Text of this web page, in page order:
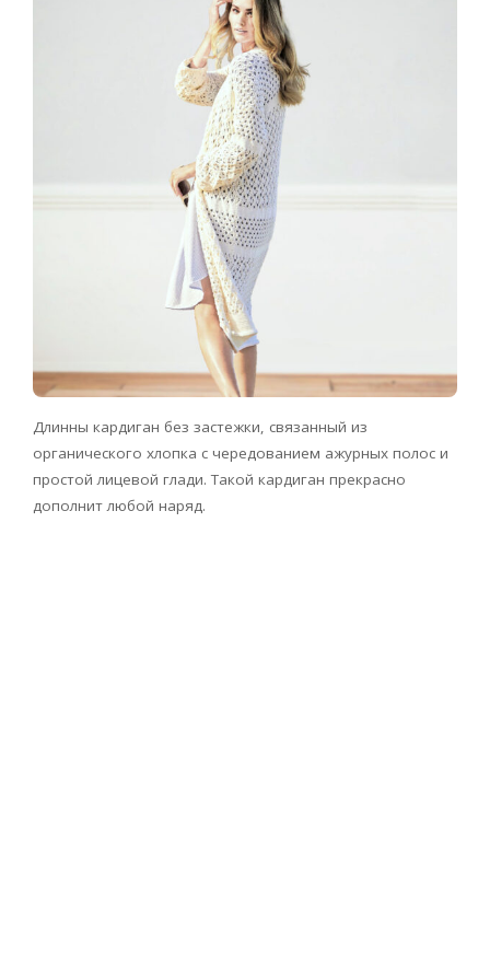
Длинны кардиган без застежки, связанный из
органического хлопка с чередованием ажурных полос и
простой лицевой глади. Такой кардиган прекрасно
дополнит любой наряд.